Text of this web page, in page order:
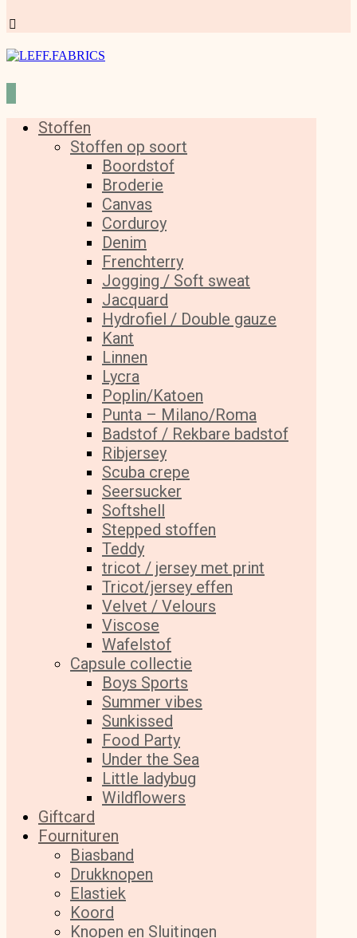
Stoffen
Stoffen op soort
Boordstof
Broderie
Canvas
Corduroy
Denim
Frenchterry
Jogging / Soft sweat
Jacquard
Hydrofiel / Double gauze
Kant
Linnen
Lycra
Poplin/Katoen
Punta – Milano/Roma
Badstof / Rekbare badstof
Ribjersey
Scuba crepe
Seersucker
Softshell
Stepped stoffen
Teddy
tricot / jersey met print
Tricot/jersey effen
Velvet / Velours
Viscose
Wafelstof
Capsule collectie
Boys Sports
Summer vibes
Sunkissed
Food Party
Under the Sea
Little ladybug
Wildflowers
Giftcard
Fournituren
Biasband
Drukknopen
Elastiek
Koord
Knopen en Sluitingen